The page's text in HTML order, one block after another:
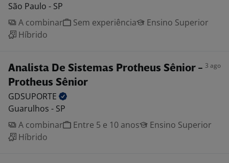
São Paulo - SP
A combinar
Sem experiência
Ensino Superior
Híbrido
Analista De Sistemas Protheus Sênior -
Protheus Sênior
3 ago
GDSUPORTE
Guarulhos - SP
A combinar
Entre 5 e 10 anos
Ensino Superior
Híbrido